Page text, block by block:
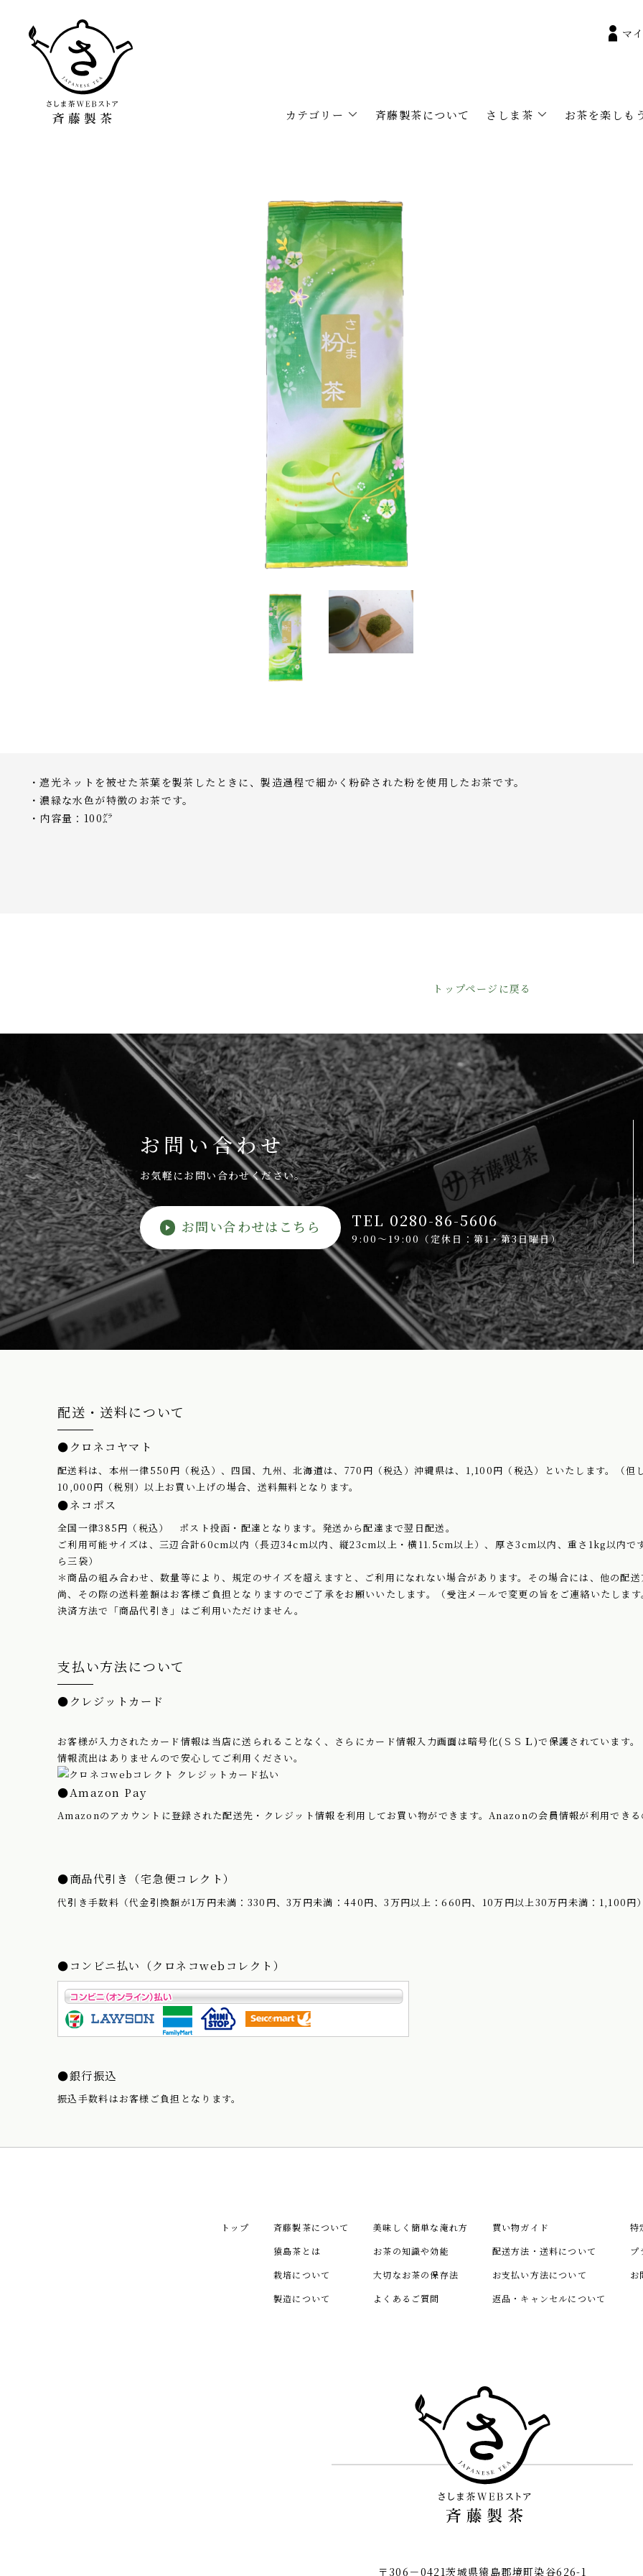
マ
カテゴリー 斉藤製茶について さしま茶 お茶を楽しもう
茶器
・遮光ネットを被せた茶葉を製茶したときに、製造過程で細かく粉砕された粉を使用したお茶です。
・濃緑な水色が特徴のお茶です。
・内容量：100㌘
トップページに戻る
お問い合わせ
お気軽にお問い合わせください。
お問い合わせはこちら TEL 0280-86-5606
9:00～19:00（定休日：第1・第3日曜日）
配送・送料について
●クロネコヤマト
配送料は、本州一律550円（税込）、四国、九州、北海道は、770円（税込）沖縄県は、1,100円（税込）といたします。（但
10,000円（税別）以上お買い上げの場合、送料無料となります。
●ネコポス
全国一律385円（税込） ポスト投函・配達となります。発送から配達まで翌日配送。
ご利用可能サイズは、三辺合計60cm以内（長辺34cm以内、縦23cm以上・横11.5cm以上）、厚さ3cm以内、重さ1kg以内
ら三袋）
＊商品の組み合わせ、数量等により、規定のサイズを超えますと、ご利用になれない場合があります。その場合には、他の配
尚、その際の送料差額はお客様ご負担となりますのでご了承をお願いいたします。（受注メ－ルで変更の旨をご連絡いたします
決済方法で「商品代引き」はご利用いただけません。
支払い方法について
●クレジットカード
お客様が入力されたカード情報は当店に送られることなく、さらにカード情報入力画面は暗号化(ＳＳＬ)で保護されています。
情報流出はありませんので安心してご利用ください。
●Amazon Pay
Amazonのアカウントに登録された配送先・クレジット情報を利用してお買い物ができます。Anazonの会員情報が利用できる
●商品代引き（宅急便コレクト）
代引き手数料（代金引換額が1万円未満：330円、3万円未満：440円、3万円以上：660円、10万円以上30万円未満：1,100円
●コンビニ払い（クロネコwebコレクト）
●銀行振込
振込手数料はお客様ご負担となります。
トップ
斉藤製茶について
猿島茶とは
栽培について
製造について
美味しく簡単な淹れ方
お茶の知識や効能
大切なお茶の保存法
よくあるご質問
買い物ガイド
配送方法・送料について
お支払い方法について
返品・キャンセルについて
特
プ
お
〒306－0421茨城県猿島郡境町染谷626-1